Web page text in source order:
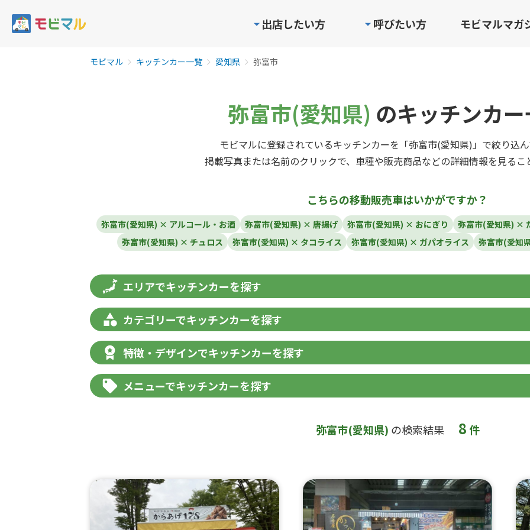
出店したい方 呼びたい方 モビマルマガ
モビマル キッチンカー一覧 愛知県 弥富市
弥富市(愛知県) のキッチンカ
モビマルに登録されているキッチンカーを「弥富市(愛知県)」で絞り込
掲載写真または名前のクリックで、車種や販売商品などの詳細情報を見るこ
こちらの移動販売車はいかがですか？
弥富市(愛知県) × アルコール・お酒 弥富市(愛知県) × 唐揚げ 弥富市(愛知県) × おにぎり
弥富市(愛知県) ×
弥富市(愛知県) × チュロス
弥富市(愛知県) × タコライス 弥富市(愛知県) × ガパオライス 弥富市(愛知
エリアでキッチンカーを探す
カテゴリーでキッチンカーを探す
特徴・デザインでキッチンカーを探す
メニューでキッチンカーを探す
弥富市(愛知県) の検索結果 8件